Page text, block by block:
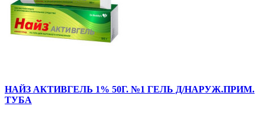
НАЙЗ АКТИВГЕЛЬ 1% 50Г. №1 ГЕЛЬ Д/НАРУЖ.ПРИМ.
ТУБА